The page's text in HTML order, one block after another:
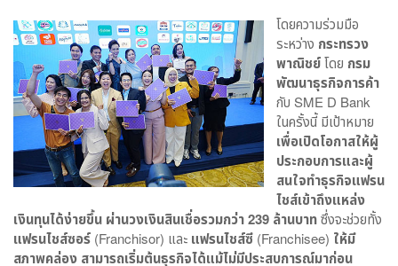
โดยความร่วมมือ
ระหว่าง กระทรวง
พาณิชย์โดย กรม
พัฒนาธุรกิจการค้า
กับ SME D Bank
ในครั้งนี้ มีเป้าหมาย
เพื่อเปิดโอกาสให้ผู้
ประกอบการและผู้
สนใจทำธุรกิจแฟรน
ไชส์เข้าถึงแหล่ง
เงินทุนได้ง่ายขึ้น ผ่านวงเงินสินเชื่อรวมกว่า 239 ล้านบาทซึ่งจะช่วยทั้ง
แฟรนไชส์ซอร์ (Franchisor) และ แฟรนไชส์ซี (Franchisee) ให้มี
สภาพคล่อง สามารถเริ่มต้นธุรกิจได้แม้ไม่มีประสบการณ์มาก่อน